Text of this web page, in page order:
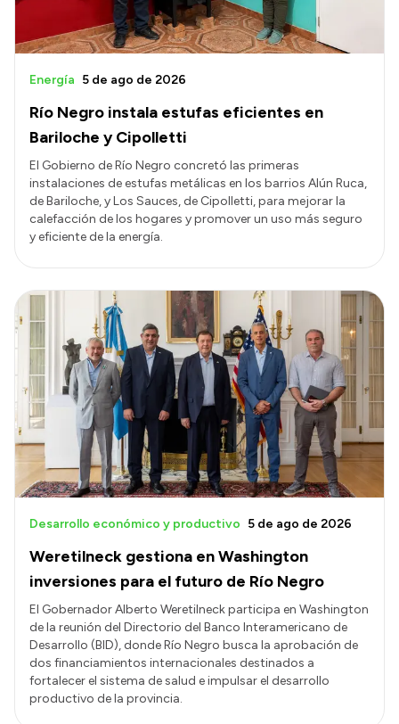
Río Negro instala estufas eficientes en
Bariloche y Cipolletti
Energía 5 de ago de 2026
El Gobierno de Río Negro concretó las primeras
instalaciones de estufas metálicas en los barrios Alún Ruca,
de Bariloche, y Los Sauces, de Cipolletti, para mejorar la
calefacción de los hogares y promover un uso más seguro
y eficiente de la energía.
Weretilneck gestiona en Washington
inversiones para el futuro de Río Negro
Desarrollo económico y productivo 5 de ago de 2026
El Gobernador Alberto Weretilneck participa en Washington
de la reunión del Directorio del Banco Interamericano de
Desarrollo (BID), donde Río Negro busca la aprobación de
dos financiamientos internacionales destinados a
fortalecer el sistema de salud e impulsar el desarrollo
productivo de la provincia.